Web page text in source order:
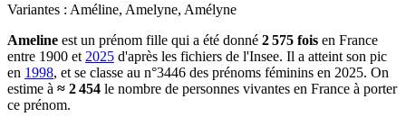
Variantes : Améline, Amelyne, Amélyne
Ameline est un prénom fille qui a été donné 2 575 fois en France
entre 1900 et 2025 d'après les fichiers de l'Insee. Il a atteint son pic
en 1998, et se classe au n°3446 des prénoms féminins en 2025. On
estime à ≈ 2 454 le nombre de personnes vivantes en France à porter
ce prénom.